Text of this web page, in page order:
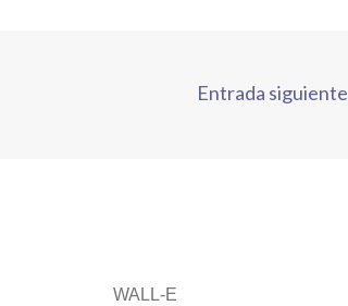
Entrada siguiente
WALL-E